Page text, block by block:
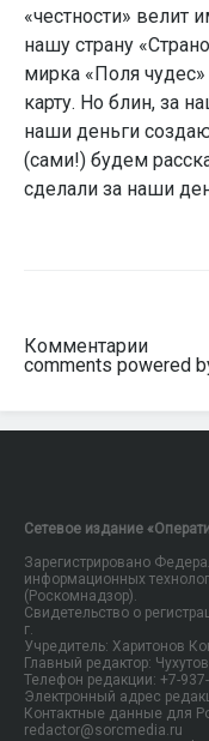
«честности» велит
нашу страну
мирка «Поля
карту. Но блин, за
наши деньги
(сами!) будем
сделали за наши
Комментарии
comments powered
Сетевое издание
Зарегистрировано
информационных
(Роскомнадзор).
Свидетельство о
г.
Учредитель: Харитонов
Главный редактор:
Телефон редакции: +7-
Электронный адрес
Контактные данные для
redactor@sorcmedia.ru